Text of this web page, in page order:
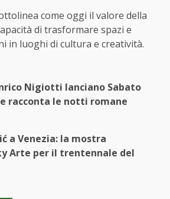
come oggi il valore della
di trasformare spazi e
in luoghi di cultura e creatività.
Nigiotti lanciano Sabato
racconta le notti romane
a Venezia: la mostra
Arte per il trentennale del